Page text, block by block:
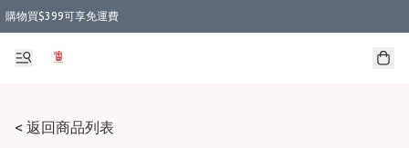
購物買$399可享免運費
< 返回商品列表